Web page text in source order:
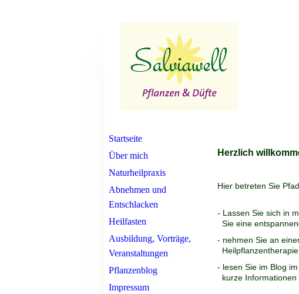
Startseite
Über mich
Naturheilpraxis
Abnehmen und
Entschlacken
Heilfasten
Ausbildung, Vorträge,
Veranstaltungen
Pflanzenblog
Impressum
Herzlich
Hier betreten Sie
- Lassen Sie sich in
Sie eine
- nehmen Sie an
- lesen Sie im Blog
kurze Informationen